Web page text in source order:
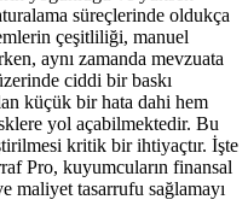
süreçlerinde oldukça
çeşitliliği, manuel
aynı zamanda mevzuata
ciddi bir baskı
küçük bir hata dahi hem
yol açabilmektedir. Bu
kritik bir ihtiyaçtır. İşte
Pro, kuyumcuların finansal
maliyet tasarrufu sağlamayı